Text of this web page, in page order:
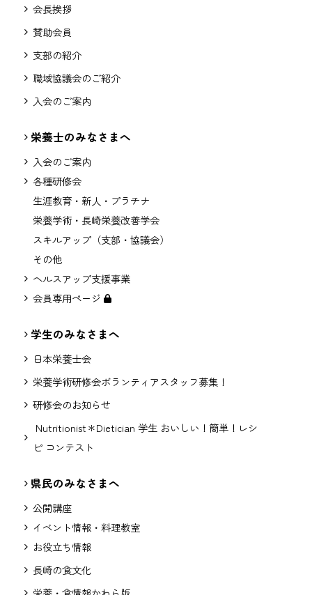
会長挨拶
賛助会員
支部の紹介
職域協議会のご紹介
入会のご案内
栄養士のみなさまへ
入会のご案内
各種研修会
生涯教育・新人・プラチナ
栄養学術・長崎栄養改善学会
スキルアップ（支部・協議会）
その他
ヘルスアップ支援事業
会員専用ページ
学生のみなさまへ
日本栄養士会
栄養学術研修会ボランティアスタッフ募集！
研修会のお知らせ
Nutritionist＊Dietician 学生 おいしい！簡単！レシ
ピ コンテスト
県民のみなさまへ
公開講座
イベント情報・料理教室
お役立ち情報
長崎の食文化